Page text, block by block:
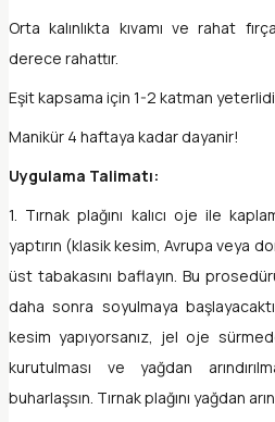
Orta kalınlıkta kıvamı ve rahat
derece rahattır.
Eşit kapsama için 1-2 katman
Manikür 4 haftaya kadar dayanir!
Uygulama Talimatı:
1. Tırnak plağını kalıcı oje ile
yaptırın (klasik kesim, Avrupa veya
üst tabakasını baflayın. Bu
daha sonra soyulmaya
kesim yapıyorsanız, jel oje
kurutulması ve yağdan
buharlaşsın. Tırnak plağını yağdan